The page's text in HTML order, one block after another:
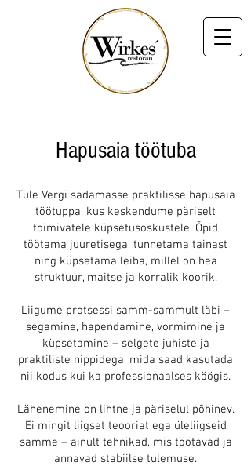
Hapusaia töötuba
Tule Vergi sadamasse praktilisse hapusaia
töötuppa, kus keskendume päriselt
toimivatele küpsetusoskustele. Õpid
töötama juuretisega, tunnetama tainast
ning küpsetama leiba, millel on hea
struktuur, maitse ja korralik koorik.
Liigume protsessi samm-sammult läbi –
segamine, hapendamine, vormimine ja
küpsetamine – selgete juhiste ja
praktiliste nippidega, mida saad kasutada
nii kodus kui ka professionaalses köögis.
Lähenemine on lihtne ja päriselul põhinev.
Ei mingit liigset teooriat ega üleliigseid
samme – ainult tehnikad, mis töötavad ja
annavad stabiilse tulemuse.